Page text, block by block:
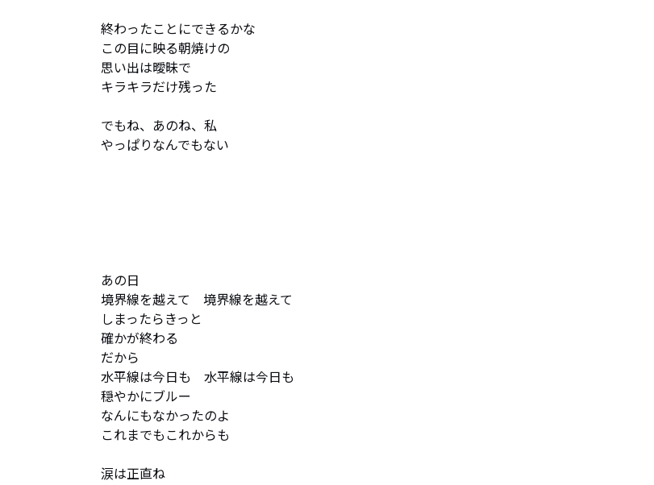
終わったことにできるかな
この目に映る朝焼けの
思い出は曖昧で
キラキラだけ残った
でもね、あのね、私
やっぱりなんでもない
あの日
境界線を越えて　境界線を越えて
しまったらきっと
確かが終わる
だから
水平線は今日も　水平線は今日も
穏やかにブルー
なんにもなかったのよ
これまでもこれからも
涙は正直ね